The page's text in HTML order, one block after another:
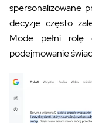
spersonalizowane
decyzje często
Mode pełni rolę
podejmowanie